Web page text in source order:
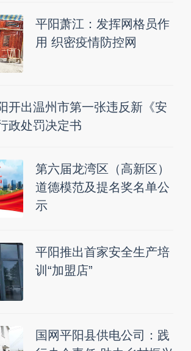
平阳萧江：发挥网格员作
用 织密疫情防控网
开出温州市第一张违反新《安
政处罚决定书
第六届龙湾区（高新区）
道德模范及提名奖名单公
示
平阳推出首家安全生产培
训“加盟店”
国网平阳县供电公司：践